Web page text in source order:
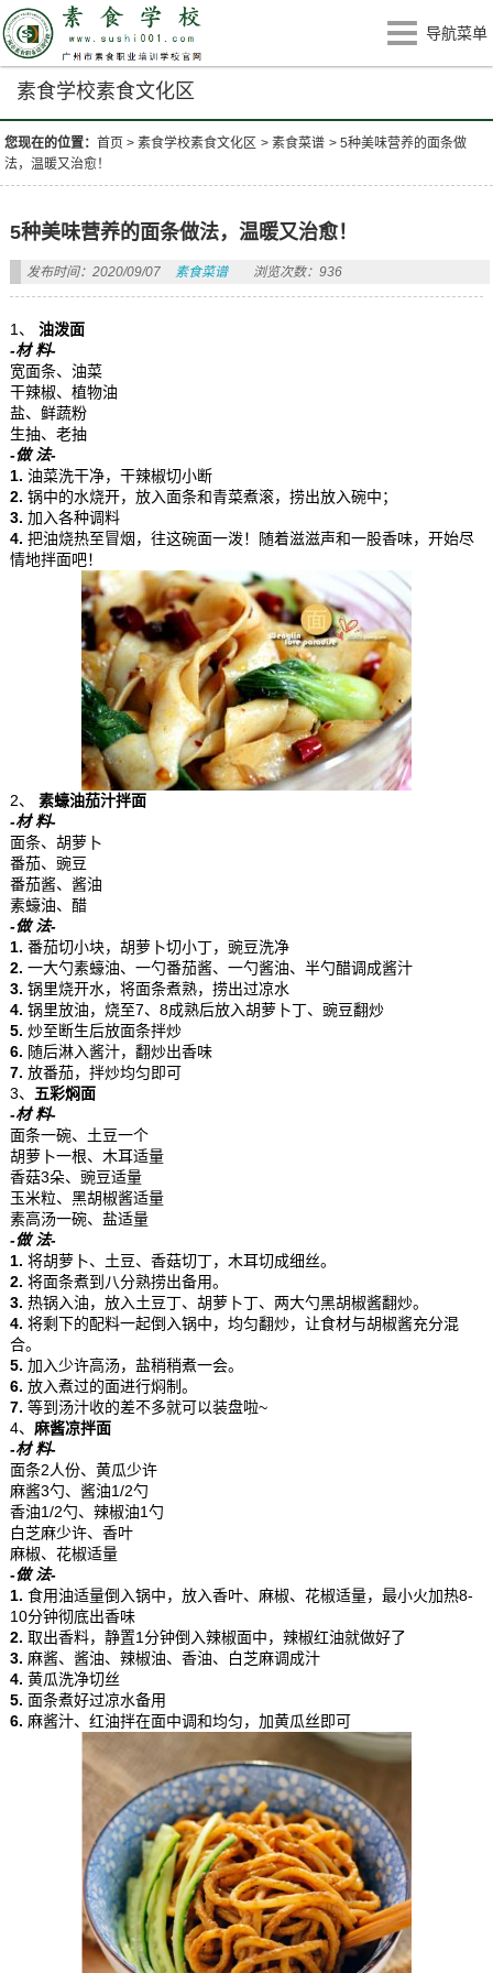
导航菜单
素食学校素食文化区
您现在的位置：首页 >素食学校素食文化区 >素食菜谱 >5种美味营养的面条做
法，温暖又治愈！
5种美味营养的面条做法，温暖又治愈！
发布时间：2020/09/07 素食菜谱 浏览次数：936
1、
油泼面
-材 料-
宽面条、油菜
干辣椒、植物油
盐、鲜蔬粉
生抽、老抽
-做 法-
1. 油菜洗干净，干辣椒切小断
2. 锅中的水烧开，放入面条和青菜煮滚，捞出放入碗中；
3. 加入各种调料
4. 把油烧热至冒烟，往这碗面一泼！随着滋滋声和一股香味，开始尽
情地拌面吧！
2、
素蠔油茄汁拌面
-材 料-
面条、胡萝卜
番茄、豌豆
番茄酱、酱油
素蠔油、醋
-做 法-
1. 番茄切小块，胡萝卜切小丁，豌豆洗净
2. 一大勺素蠔油、一勺番茄酱、一勺酱油、半勺醋调成酱汁
3. 锅里烧开水，将面条煮熟，捞出过凉水
4. 锅里放油，烧至7、8成熟后放入胡萝卜丁、豌豆翻炒
5. 炒至断生后放面条拌炒
6. 随后淋入酱汁，翻炒出香味
7. 放番茄，拌炒均匀即可
3、 五彩焖面
-材 料-
面条一碗、土豆一个
胡萝卜一根、木耳适量
香菇3朵、豌豆适量
玉米粒、黑胡椒酱适量
素高汤一碗、盐适量
-做 法-
1. 将胡萝卜、土豆、香菇切丁，木耳切成细丝。
2. 将面条煮到八分熟捞出备用。
3. 热锅入油，放入土豆丁、胡萝卜丁、两大勺黑胡椒酱翻炒。
4. 将剩下的配料一起倒入锅中，均匀翻炒，让食材与胡椒酱充分混
合。
5. 加入少许高汤，盐稍稍煮一会。
6. 放入煮过的面进行焖制。
7. 等到汤汁收的差不多就可以装盘啦~
4、 麻酱凉拌面
-材 料-
面条2人份、黄瓜少许
麻酱3勺、酱油1/2勺
香油1/2勺、辣椒油1勺
白芝麻少许、香叶
麻椒、花椒适量
-做 法-
1. 食用油适量倒入锅中，放入香叶、麻椒、花椒适量，最小火加热8-
10分钟彻底出香味
2. 取出香料，静置1分钟倒入辣椒面中，辣椒红油就做好了
3. 麻酱、酱油、辣椒油、香油、白芝麻调成汁
4. 黄瓜洗净切丝
5. 面条煮好过凉水备用
6. 麻酱汁、红油拌在面中调和均匀，加黄瓜丝即可